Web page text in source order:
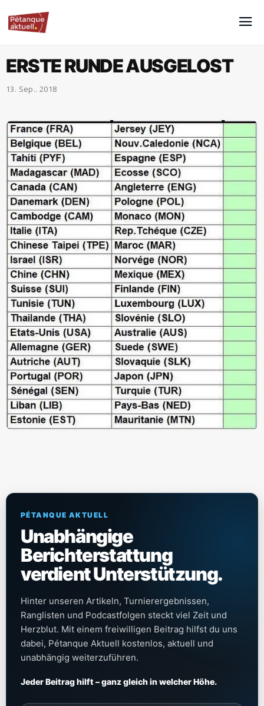
ERSTE RUNDE AUSGELOST
13. Sep.. 2018
PÉTANQUE AKTUELL
Unabhängige
Berichterstattung
verdient Unterstützung.
Hinter unseren Artikeln, Turnierergebnissen,
Ranglisten und Podcastfolgen steckt viel Zeit und
Herzblut. Mit einem freiwilligen Beitrag hilfst du uns
dabei, Pétanque Aktuell kostenlos, aktuell und
unabhängig weiterzuführen.
Jeder Beitrag hilft – ganz gleich in welcher Höhe.